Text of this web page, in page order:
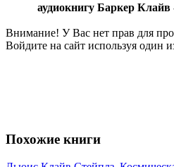
аудиокнигу Баркер
Внимание! У Вас нет прав для
Войдите на сайт используя один
Похожие книги